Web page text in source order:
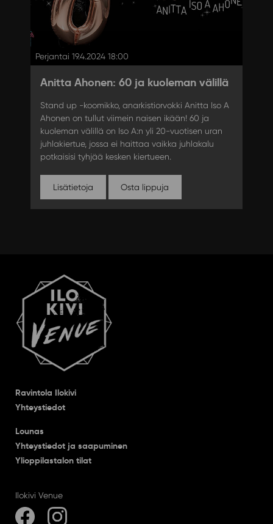
Perjantai 19.4.2024 18:00
Anitta Ahonen: 60 ja kuoleman välillä
Stand up -koomikko, anarkistiorvokki Anitta Iso A
Ahonen on tullut viimein naisen ikään! 60 ja
kuoleman välillä on Iso A:n yli 20-vuotisen uran
juhlakiertue, jossa ei haittaa vaikka juhlakalu
potkaisisi tyhjää kesken kiertueen.
Lisätietoja Osta lippuja
Ravintola Ilokivi
Yhteystiedot
Lounas
Yhteystiedot ja saapuminen
Ylioppilastalon tilat
Ilokivi Venue